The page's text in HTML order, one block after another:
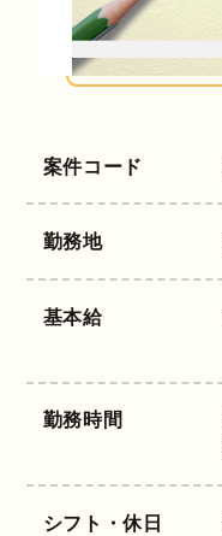
案件コード
勤務地
基本給
勤務時間
シフト・休日